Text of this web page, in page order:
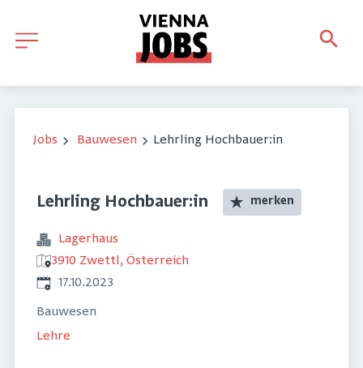
Jobs Bauwesen Lehrling Hochbauer:in
Lehrling Hochbauer:in merken
Lagerhaus
3910 Zwettl, Österreich
Veröffentlicht
17.10.2023
Bauwesen
Lehre